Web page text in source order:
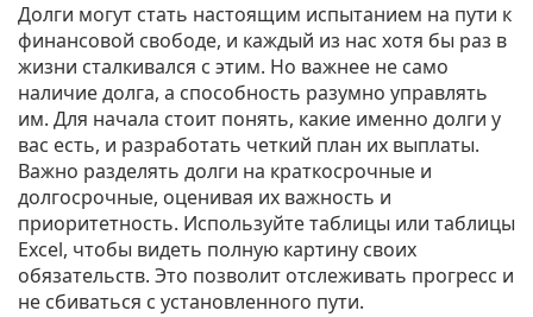
Долги могут стать настоящим испытанием на пути к
финансовой свободе, и каждый из нас хотя бы раз в
жизни сталкивался с этим. Но важнее не само
наличие долга, а способность разумно управлять
им. Для начала стоит понять, какие именно долги у
вас есть, и разработать четкий план их выплаты.
Важно разделять долги на краткосрочные и
долгосрочные, оценивая их важность и
приоритетность. Используйте таблицы или таблицы
Excel, чтобы видеть полную картину своих
обязательств. Это позволит отслеживать прогресс и
не сбиваться с установленного пути.